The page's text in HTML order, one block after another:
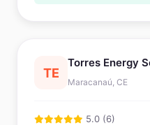
TE
Torres Energy
Maracanaú, CE
5.0 (6)